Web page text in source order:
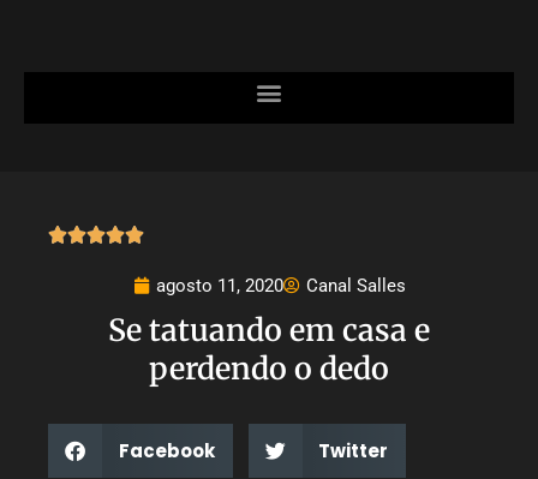

agosto 11, 2020 Canal Salles
Se tatuando em casa e
perdendo o dedo
Facebook Twitter